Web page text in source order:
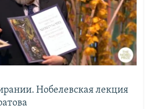
Нобелевская лекция